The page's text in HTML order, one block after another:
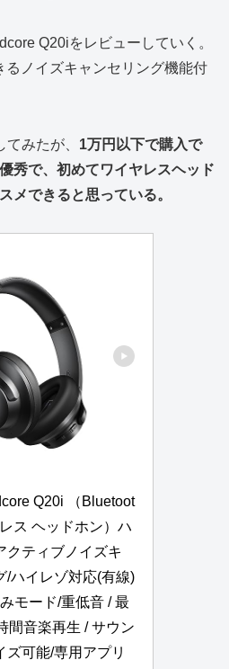
Q20iをレビューしていく。
るノイズキャンセリング機能付
みたが、 1万円以下で購入で
秀で、初めてワイヤレスヘッド
メできると思っている。
Q20i （Bluetoot
ス ヘッドホン）ハ
クティブノイズキ
/ハイレゾ対応(有線)
モード/重低音 / 最
間音楽再生 / サウン
ズ可能/専用アプリ